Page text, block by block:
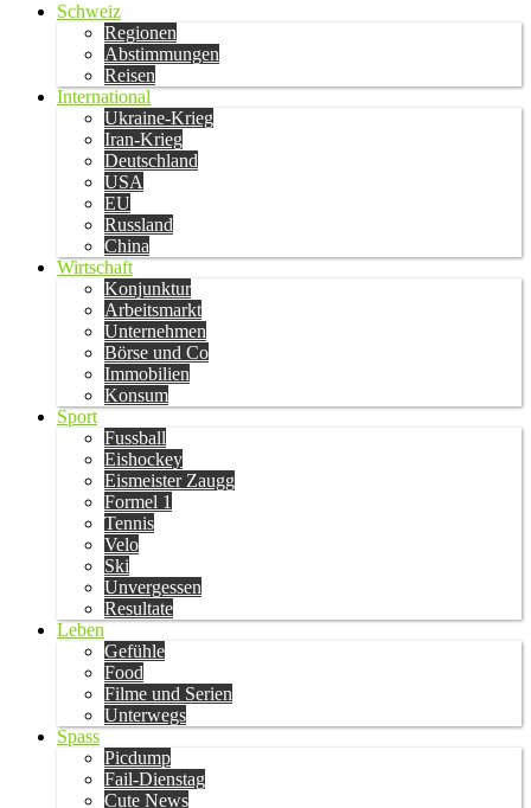
Schweiz
Regionen
Abstimmungen
Reisen
International
Ukraine-Krieg
Iran-Krieg
Deutschland
USA
EU
Russland
China
Wirtschaft
Konjunktur
Arbeitsmarkt
Unternehmen
Börse und Co
Immobilien
Konsum
Sport
Fussball
Eishockey
Eismeister Zaugg
Formel 1
Tennis
Velo
Ski
Unvergessen
Resultate
Leben
Gefühle
Food
Filme und Serien
Unterwegs
Spass
Picdump
Fail-Dienstag
Cute News